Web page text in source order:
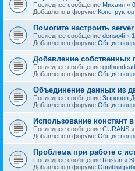
Последнее сообщение Михаил «
Добавлено в форуме
Помогите настроить server
Последнее сообщение denso4i «
Добавлено в форуме Общие
Добавление
Последнее сообщение gothundead
Добавлено в форуме Общие
Объединение данных из
Последнее сообщение Зырянов
Добавлено в форуме Общие
Использование констант
Последнее сообщение CURANS «
Добавлено в форуме Общие
Проблема при работе с
Последнее сообщение Ruslan «
Добавлено в форуме Ошибки